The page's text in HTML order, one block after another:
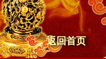
返回首页